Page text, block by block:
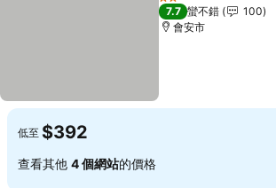
2 星級
7.7 蠻不錯
100
會安市
低至 $392
查看其他 4 個網站的價格